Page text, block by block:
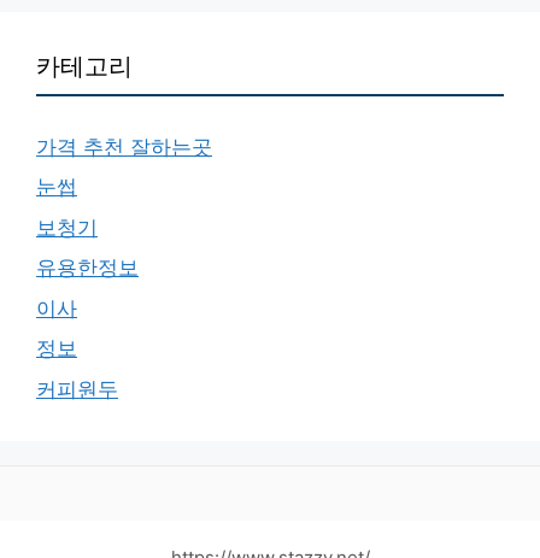
카테고리
가격 추천 잘하는곳
눈썹
보청기
유용한정보
이사
정보
커피원두